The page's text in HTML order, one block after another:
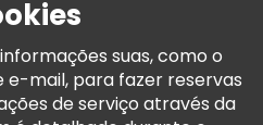
suas, como o
e-mail, para fazer reservas
de serviço através da